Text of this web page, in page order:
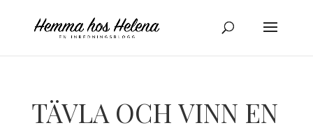
TÄVLA OCH VINN EN